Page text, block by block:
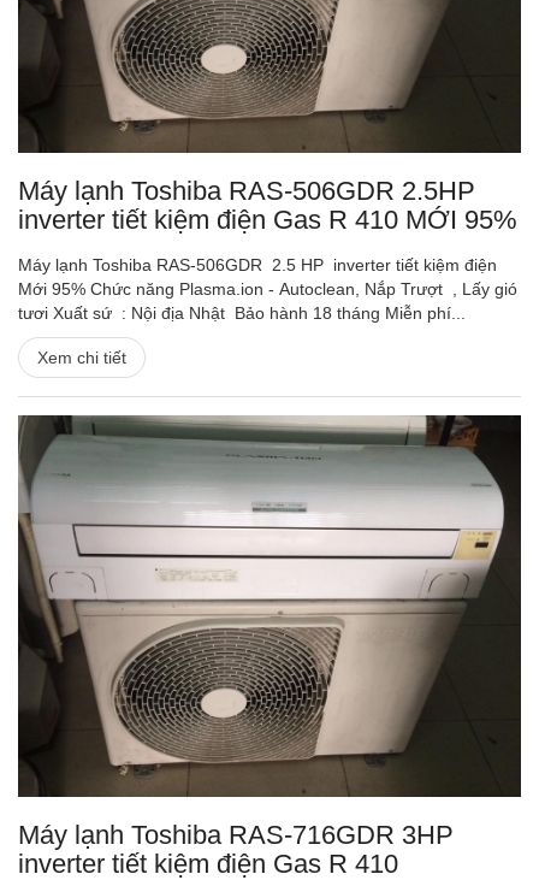
Máy lạnh Toshiba RAS-506GDR 2.5HP
inverter tiết kiệm điện Gas R 410 MỚI 95%
Máy lạnh Toshiba RAS-506GDR 2.5 HP inverter tiết kiệm điện
Mới 95% Chức năng Plasma.ion - Autoclean, Nắp Trượt , Lấy gió
tươi Xuất sứ : Nội địa Nhật Bảo hành 18 tháng Miễn phí...
Xem chi tiết
Máy lạnh Toshiba RAS-716GDR 3HP
inverter tiết kiệm điện Gas R 410